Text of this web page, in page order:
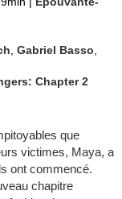
,Gabriel Basso
Chapter 2
que
victimes, Maya, a
ont commencé.
chapitre